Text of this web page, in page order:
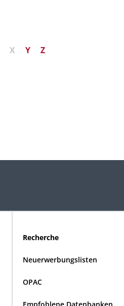
X Y Z
Recherche
Neuerwerbungslisten
OPAC